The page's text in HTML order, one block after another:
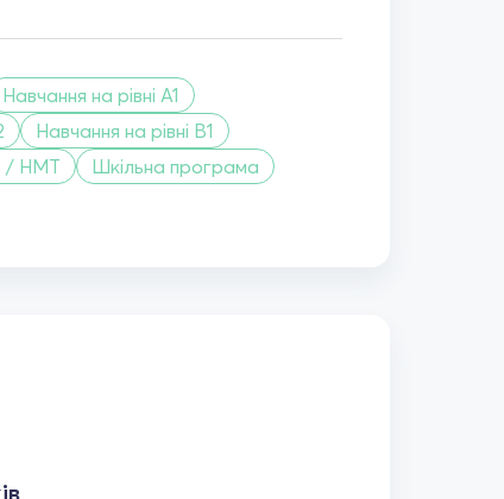
Навчання на рівні A1
Навчання на рівні B1
/ НМТ
Шкільна програма